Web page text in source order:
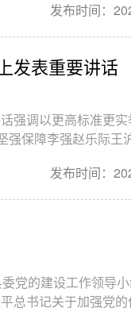
八项规定精神，推
检查，开展批评和
发布时间：
发表重要讲话
强调以更高标准更
强保障李强赵乐际王
查委员会第五次全
发布时间：
党的建设工作领导
总书记关于加强党的